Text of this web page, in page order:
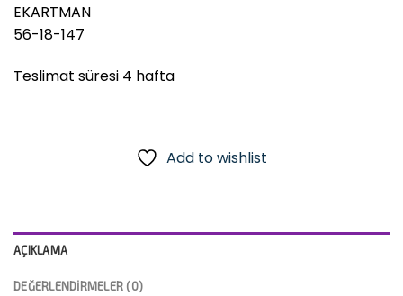
EKARTMAN
56-18-147
Teslimat süresi 4 hafta
Add to wishlist
AÇIKLAMA
DEĞERLENDIRMELER (0)